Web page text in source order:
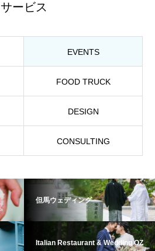
サービス
EVENTS
FOOD TRUCK
DESIGN
CONSULTING
但馬ウェディング
Italian Restaurant & Wedding OZ